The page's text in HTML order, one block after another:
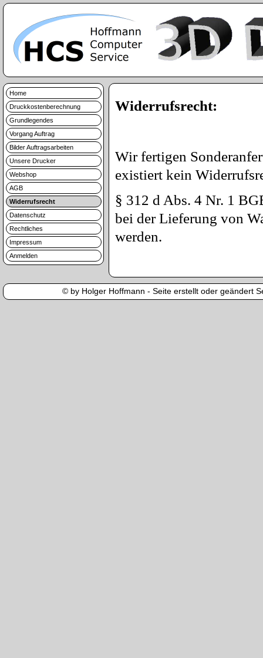
Home
Druckkostenberechnung
Grundlegendes
Vorgang Auftrag
Bilder Auftragsarbeiten
Unsere Drucker
Webshop
AGB
Widerrufsrecht
Datenschutz
Rechtliches
Impressum
Anmelden
Widerrufsrecht:
Wir fertigen
existiert kein
§ 312 d Abs. 4 Nr. 1
bei der Lieferung von
werden.
© by Holger Hoffmann - Seite erstellt oder geändert